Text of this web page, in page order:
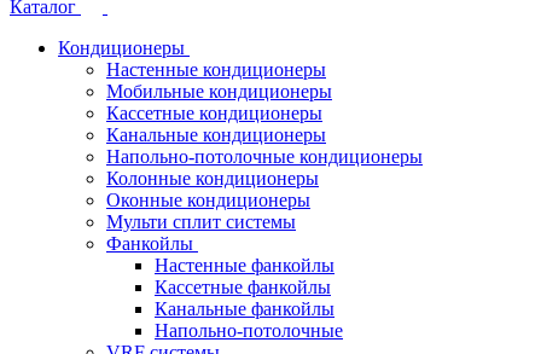
Каталог
Кондиционеры
Настенные кондиционеры
Мобильные кондиционеры
Кассетные кондиционеры
Канальные кондиционеры
Напольно-потолочные кондиционеры
Колонные кондиционеры
Оконные кондиционеры
Мульти сплит системы
Фанкойлы
Настенные фанкойлы
Кассетные фанкойлы
Канальные фанкойлы
Напольно-потолочные